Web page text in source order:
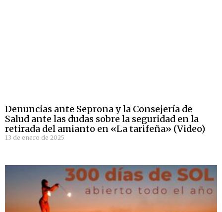
Denuncias ante Seprona y la Consejería de
Salud ante las dudas sobre la seguridad en la
retirada del amianto en «La tarifeña» (Video)
13 de enero de 2025